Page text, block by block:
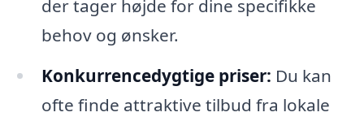
der tager højde for dine specifikke
behov og ønsker.
Konkurrencedygtige priser: Du kan
ofte finde attraktive tilbud fra lokale